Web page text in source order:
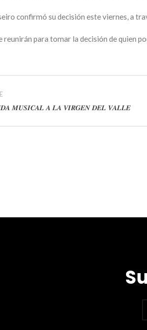
confirmó su decisión este viernes, a
reunirán para tomar la decisión de quien
𝑴𝑼𝑺𝑰𝑪𝑨𝑳 𝑨 𝑳𝑨 𝑽𝑰𝑹𝑮𝑬𝑵 𝑫𝑬𝑳 𝑽𝑨𝑳𝑳𝑬